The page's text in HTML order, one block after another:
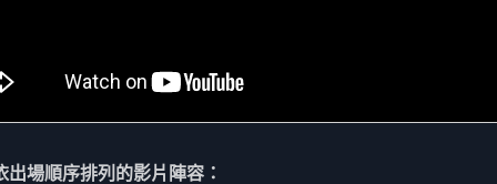
出場順序排列的影片陣容：